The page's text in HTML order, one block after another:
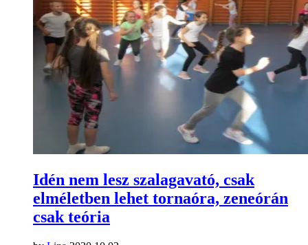
Idén nem lesz szalagavató, csak
elméletben lehet tornaóra, zeneórán
csak teória